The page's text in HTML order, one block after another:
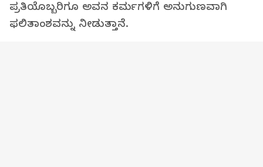
ಪ್ರತಿಯೊಬ್ಬರಿಗೂ ಅವನ ಕರ್ಮಗಳಿಗೆ ಅನುಗುಣವಾಗಿ
ಫಲಿತಾಂಶವನ್ನು ನೀಡುತ್ತಾನೆ.